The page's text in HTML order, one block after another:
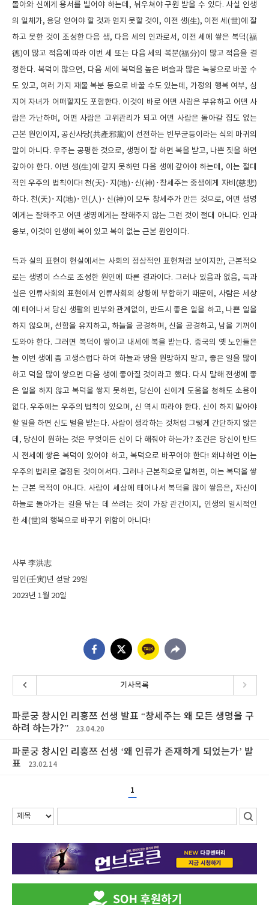
돌아와 신에게 용서를 빌어야 하는데, 뉘우쳐야 구원 받을 수 있다. 사실 인생
의 일체가, 응당 얻어야 할 것과 얻지 못할 것이, 이전 생(生), 이전 세(世)에 잘
하고 못한 것이 조성한 다음 생, 다음 세의 인과로서, 이전 세에 쌓은 복덕(福
德)이 많고 적음에 따라 이번 세 또는 다음 세의 복분(福分)이 많고 적음을 결
정한다. 복덕이 많으면, 다음 세에 복덕을 높은 벼슬과 많은 녹봉으로 바꿀 수
도 있고, 여러 가지 재물 복분 등으로 바꿀 수도 있는데, 가정의 행복 여부, 심
지어 자녀가 어떠할지도 포함한다. 이것이 바로 어떤 사람은 부유하고 어떤 사
람은 가난하며, 어떤 사람은 고위관리가 되고 어떤 사람은 돌아갈 집도 없는
근본 원인이지, 공산사당(共產邪黨)이 선전하는 빈부균등이라는 식의 마귀의
말이 아니다. 우주는 공평한 것으로, 생명이 잘 하면 복을 받고, 나쁜 짓을 하면
갚아야 한다. 이번 생(生)에 갚지 못하면 다음 생에 갚아야 하는데, 이는 절대
적인 우주의 법칙이다! 천(天)･지(地)･신(神)･창세주는 중생에게 자비(慈悲)
하다. 천(天)･지(地)･인(人)･신(神)이 모두 창세주가 만든 것으로, 어떤 생명
에게는 잘해주고 어떤 생명에게는 잘해주지 않는 그런 것이 절대 아니다. 인과
응보, 이것이 인생에 복이 있고 복이 없는 근본 원인이다.
득과 실의 표현이 현실에서는 사회의 정상적인 표현처럼 보이지만, 근본적으
로는 생명이 스스로 조성한 원인에 따른 결과이다. 그러나 있음과 없음, 득과
실은 인류사회의 표현에서 인류사회의 상황에 부합하기 때문에, 사람은 세상
에 태어나서 당신 생활의 빈부와 관계없이, 반드시 좋은 일을 하고, 나쁜 일을
하지 않으며, 선함을 유지하고, 하늘을 공경하며, 신을 공경하고, 남을 기꺼이
도와야 한다. 그러면 복덕이 쌓이고 내세에 복을 받는다. 중국의 옛 노인들은
늘 이번 생에 좀 고생스럽다 하여 하늘과 땅을 원망하지 말고, 좋은 일을 많이
하고 덕을 많이 쌓으면 다음 생에 좋아질 것이라고 했다. 다시 말해 전생에 좋
은 일을 하지 않고 복덕을 쌓지 못하면, 당신이 신에게 도움을 청해도 소용이
없다. 우주에는 우주의 법칙이 있으며, 신 역시 따라야 한다. 신이 하지 말아야
할 일을 하면 신도 벌을 받는다. 사람이 생각하는 것처럼 그렇게 간단하지 않은
데, 당신이 원하는 것은 무엇이든 신이 다 해줘야 하는가? 조건은 당신이 반드
시 전세에 쌓은 복덕이 있어야 하고, 복덕으로 바꾸어야 한다! 왜냐하면 이는
우주의 법리로 결정된 것이어서다. 그러나 근본적으로 말하면, 이는 복덕을 쌓
는 근본 목적이 아니다. 사람이 세상에 태어나서 복덕을 많이 쌓음은, 자신이
하늘로 돌아가는 길을 닦는 데 쓰려는 것이 가장 관건이지, 인생의 일시적인
한 세(世)의 행복으로 바꾸기 위함이 아니다!
사부 李洪志
임인(壬寅)년 섣달 29일
2023년 1월 20일
기사목록
파룬궁 창시인 리훙쯔 선생 발표 “창세주는 왜 모든 생명을 구
하려 하는가?”
23.04.20
파룬궁 창시인 리훙쯔 선생 ‘왜 인류가 존재하게 되었는가’ 발
표
23.02.14
1